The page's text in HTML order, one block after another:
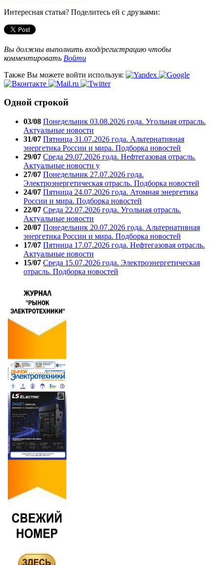
Интересная статья? Поделитесь ей с друзьями:
Вы должны выполнить вход/регистрацию чтобы
комментировать Войти
Также Вы можете войти используя:
Одной строкой
03/08 Понедельник 03.08.2026 года. Угольная отрасль.
Актуальные новости
31/07 Пятница 31.07.2026 года. Альтернативная
энергетика России и мира. Подборка новостей
29/07 Среда 29.07.2026 года. Нефтегазовая отрасль.
Актуальные новости у
27/07 Понедельник 27.07.2026 года.
Электроэнергетическая отрасль. Подборка новостей
24/07 Пятница 24.07.2026 года. Атомная энергетика
России и мира. Подборка новостей
22/07 Среда 22.07.2026 года. Угольная отрасль.
Актуальные новости
20/07 Понедельник 20.07.2026 года. Альтернативная
энергетика России и мира. Подборка новостей
17/07 Пятница 17.07.2026 года. Нефтегазовая отрасль.
Актуальные новости
15/07 Среда 15.07.2026 года. Электроэнергетическая
отрасль. Подборка новостей